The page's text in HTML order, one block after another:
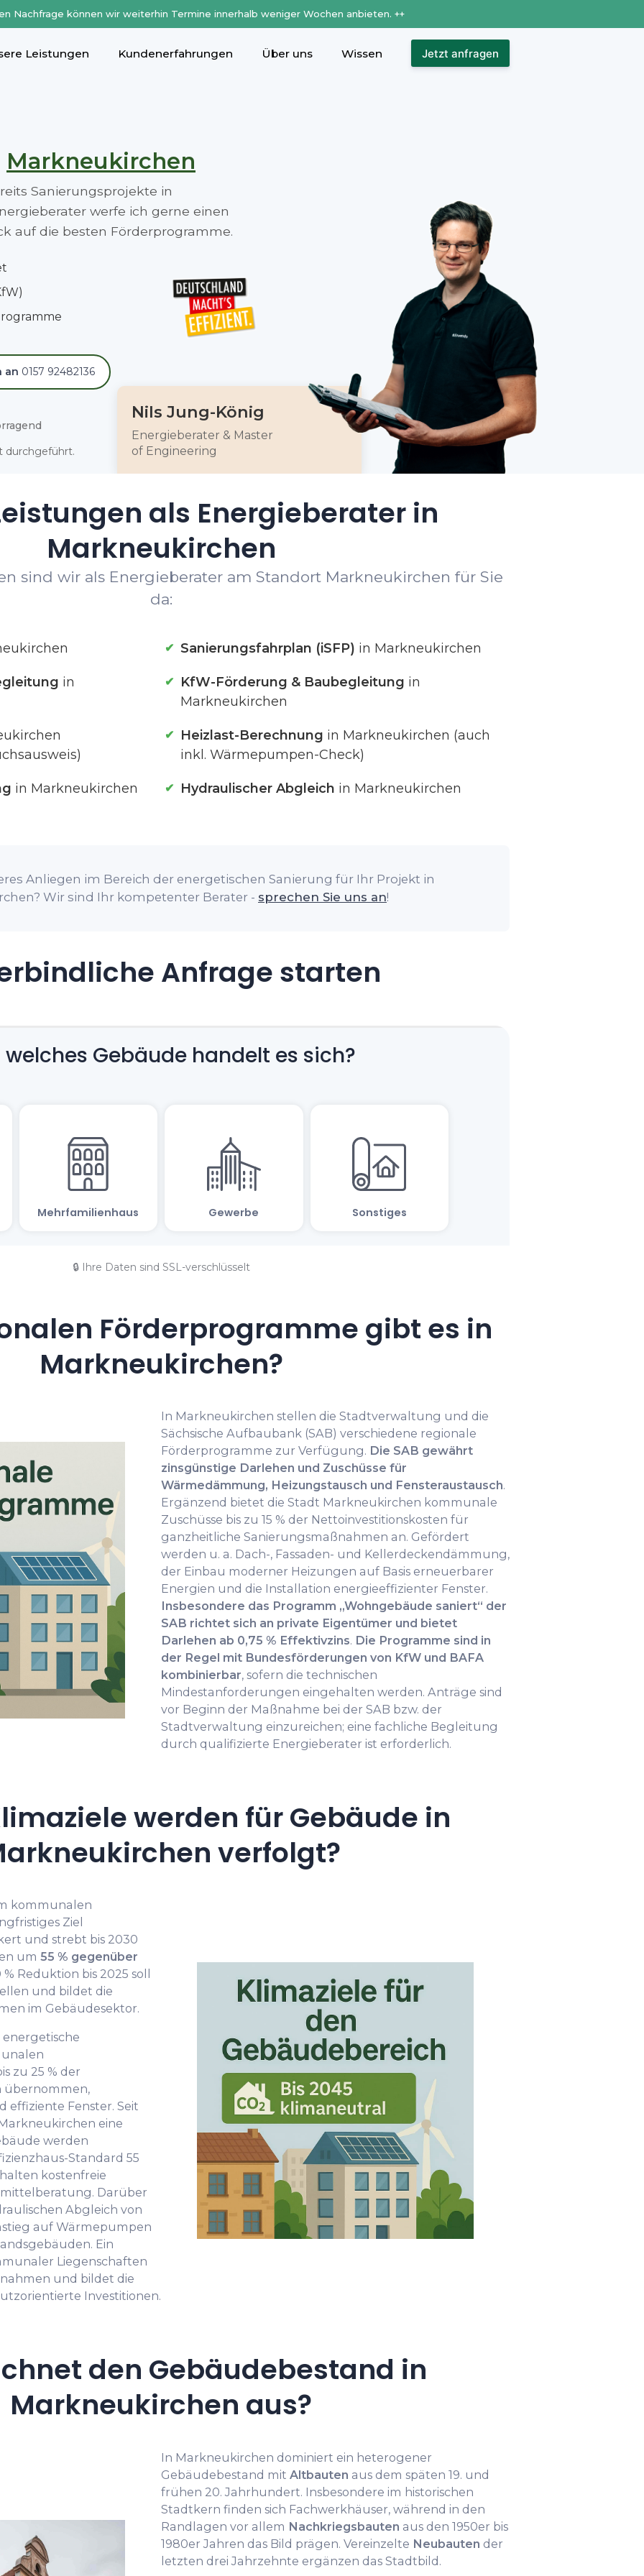
Nachfrage können wir weiterhin Termine innerhalb weniger Wochen anbieten. ++
Leistungen Kundenerfahrungen Über uns Wissen Jetzt anfragen
Markneukirchen
Sanierungsprojekte in
werfe ich gerne einen
auf die besten Förderprogramme.
an 0157 92482136
durchgeführt.
Nils Jung-König
Energieberater & Master
of Engineering
als Energieberater in
Markneukirchen
sind wir als Energieberater am Standort Markneukirchen für Sie
da:
Sanierungsfahrplan (iSFP) in Markneukirchen
in KfW-Förderung & Baubegleitung in
Markneukirchen
Heizlast-Berechnung in Markneukirchen (auch
inkl. Wärmepumpen-Check)
in Markneukirchen Hydraulischer Abgleich in Markneukirchen
Anliegen im Bereich der energetischen Sanierung für Ihr Projekt in
Wir sind Ihr kompetenter Berater - sprechen Sie uns an!
Anfrage starten
🔒 Ihre Daten sind SSL-verschlüsselt
Förderprogramme gibt es in
Markneukirchen?
In Markneukirchen stellen die Stadtverwaltung und die
Sächsische Aufbaubank (SAB) verschiedene regionale
Förderprogramme zur Verfügung. Die SAB gewährt
zinsgünstige Darlehen und Zuschüsse für
Wärmedämmung, Heizungstausch und Fensteraustausch.
Ergänzend bietet die Stadt Markneukirchen kommunale
Zuschüsse bis zu 15 % der Nettoinvestitionskosten für
ganzheitliche Sanierungsmaßnahmen an. Gefördert
werden u. a. Dach-, Fassaden- und Kellerdeckendämmung,
der Einbau moderner Heizungen auf Basis erneuerbarer
Energien und die Installation energieeffizienter Fenster.
Insbesondere das Programm „Wohngebäude saniert“ der
SAB richtet sich an private Eigentümer und bietet
Darlehen ab 0,75 % Effektivzins. Die Programme sind in
der Regel mit Bundesförderungen von KfW und BAFA
kombinierbar, sofern die technischen
Mindestanforderungen eingehalten werden. Anträge sind
vor Beginn der Maßnahme bei der SAB bzw. der
Stadtverwaltung einzureichen; eine fachliche Begleitung
durch qualifizierte Energieberater ist erforderlich.
werden für Gebäude in
verfolgt?
kommunalen
Ziel
und strebt bis 2030
um 55 % gegenüber
Reduktion bis 2025 soll
und bildet die
im Gebäudesektor.
energetische
zu 25 % der
übernommen,
effiziente Fenster. Seit
eine
werden
Standard 55
kostenfreie
Darüber
Abgleich von
auf Wärmepumpen
Ein
Liegenschaften
und bildet die
Investitionen.
den Gebäudebestand in
Markneukirchen aus?
In Markneukirchen dominiert ein heterogener
Gebäudebestand mit Altbauten aus dem späten 19. und
frühen 20. Jahrhundert. Insbesondere im historischen
Stadtkern finden sich Fachwerkhäuser, während in den
Randlagen vor allem Nachkriegsbauten aus den 1950er bis
1980er Jahren das Bild prägen. Vereinzelte Neubauten der
letzten drei Jahrzehnte ergänzen das Stadtbild.